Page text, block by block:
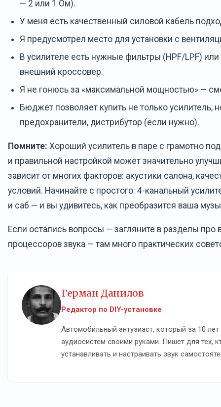
— 2 или 1 Ом).
У меня есть качественный силовой кабель
Я предусмотрел место для установки с
В усилителе есть нужные фильтры (HPF/LPF) или
внешний кроссовер.
Я не гонюсь за «максимальной мощностью» —
Бюджет позволяет купить не только усилитель,
предохранители, дистрибутор (если нужно).
Помните: Хороший усилитель в паре с грамотно
и правильной настройкой может значительно
зависит от многих факторов: акустики салона,
условий. Начинайте с простого: 4-канальный
и саб — и вы удивитесь, как преобразится ваша
Если остались вопросы — загляните в разделы про
процессоров звука — там много практических
Герман Данилов
Редактор по DIY-установке
Автомобильный энтузиаст, который за 10
аудиосистем своими руками. Пишет для тех,
устанавливать и настраивать звук